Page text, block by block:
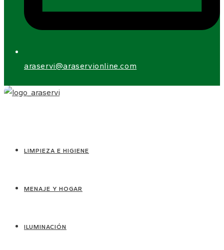
araservi@araservionline.com
LIMPIEZA E HIGIENE
MENAJE Y HOGAR
ILUMINACIÓN